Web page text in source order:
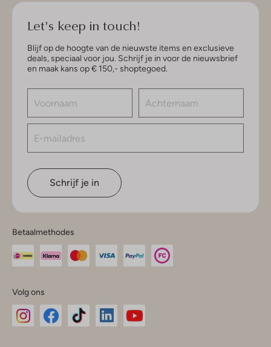
Let's keep in touch!
Blijf op de hoogte van de nieuwste items en exclusieve
deals, speciaal voor jou. Schrijf je in voor de nieuwsbrief
en maak kans op € 150,- shoptegoed.
Schrijf je in
Betaalmethodes
Volg ons